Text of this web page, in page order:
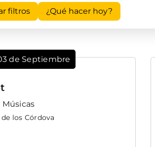
filtros ¿Qué hacer hoy?
de Septiembre
Músicas
los Córdova